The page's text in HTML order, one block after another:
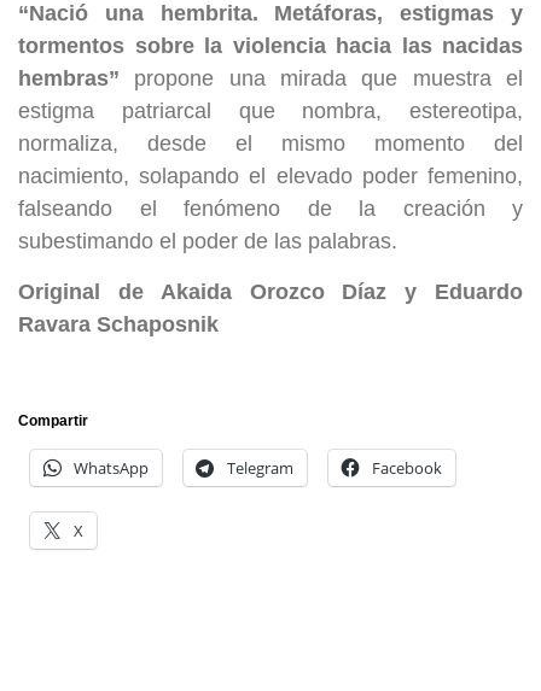
“Nació una hembrita. Metáforas, estigmas y
tormentos sobre la violencia hacia las nacidas
hembras” propone una mirada que muestra el
estigma patriarcal que nombra, estereotipa,
normaliza, desde el mismo momento del
nacimiento, solapando el elevado poder femenino,
falseando el fenómeno de la creación y
subestimando el poder de las palabras.
Original de Akaida Orozco Díaz y Eduardo
Ravara Schaposnik
Compartir
WhatsApp Telegram Facebook
X